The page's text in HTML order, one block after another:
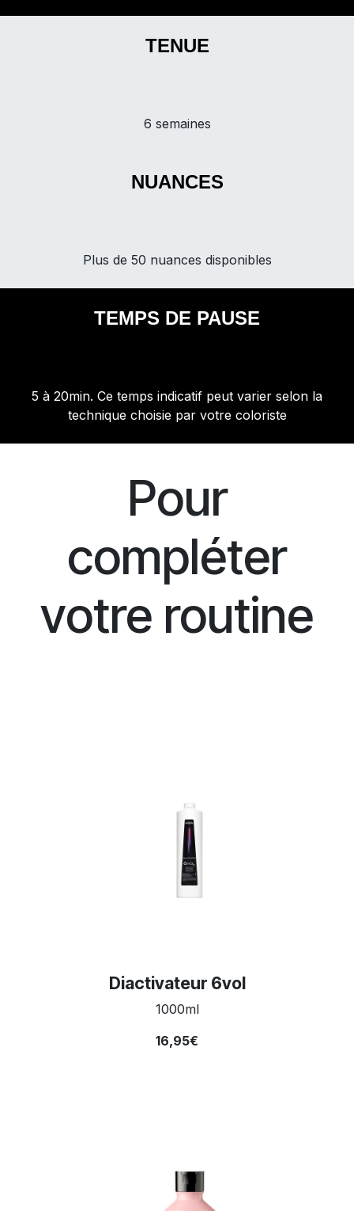
TENUE
6 semaines
NUANCES
Plus de 50 nuances disponibles
TEMPS DE PAUSE
5 à 20min. Ce temps indicatif peut varier selon la
technique choisie par votre coloriste
Pour
compléter
votre routine
Diactivateur 6vol
1000ml
16,95€